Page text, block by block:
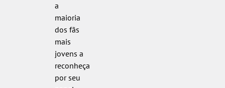
a
maioria
dos fãs
mais
jovens a
reconheça
por seu